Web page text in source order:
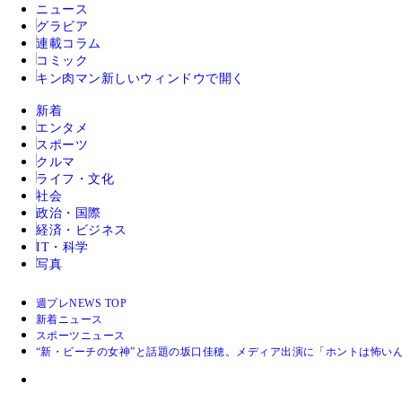
ニュース
グラビア
連載コラム
コミック
キン肉マン 新しいウィンドウで開く
新着
エンタメ
スポーツ
クルマ
ライフ・文化
社会
政治・国際
経済・ビジネス
IT・科学
写真
週プレNEWS TOP
新着ニュース
スポーツニュース
“新・ビーチの女神”と話題の坂口佳穂。メディア出演に「ホントは怖い